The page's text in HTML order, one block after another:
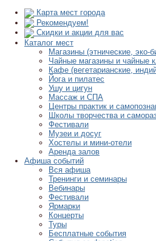
Карта мест города
Рекомендуем!
Скидки и акции для вас
Каталог мест
Магазины (этнические, эко-
Чайные магазины и чайные
Кафе (вегетарианские,
Йога и пилатес
Ушу и цигун
Массаж и СПА
Центры практик и
Школы творчества и
Фестивали
Музеи и досуг
Хостелы и мини-отели
Аренда залов
Афиша событий
Вся афиша
Тренинги и семинары
Вебинары
Фестивали
Ярмарки
Концерты
Туры
Бесплатные события